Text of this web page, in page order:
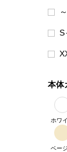
S
本体
ホワ
ベー